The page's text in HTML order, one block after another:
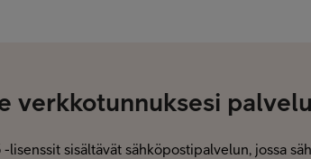
verkkotunnuksesi
sisältävät sähköpostipalvelun, jossa